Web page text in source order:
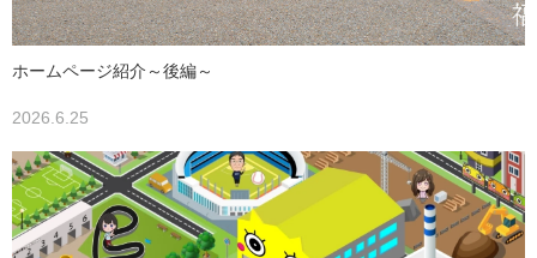
ホームページ紹介～後編～
2026.6.25